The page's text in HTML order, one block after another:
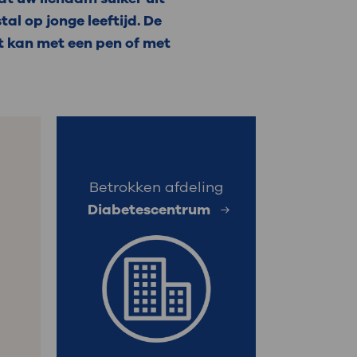
: naar uw dossier
op jonge leeftijd. De
met een pen of met
Betrokken afdeling
Diabetescentrum